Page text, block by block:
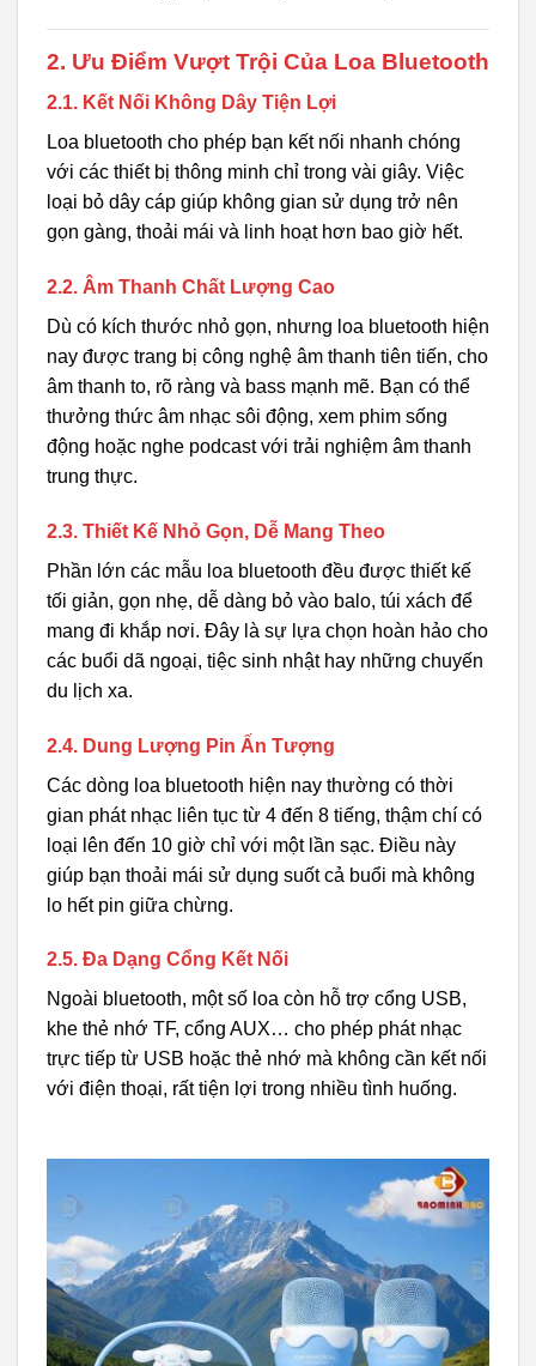
2. Ưu Điểm Vượt Trội Của Loa Bluetooth
2.1. Kết Nối Không Dây Tiện Lợi
Loa bluetooth cho phép bạn kết nối nhanh chóng
với các thiết bị thông minh chỉ trong vài giây. Việc
loại bỏ dây cáp giúp không gian sử dụng trở nên
gọn gàng, thoải mái và linh hoạt hơn bao giờ hết.
2.2. Âm Thanh Chất Lượng Cao
Dù có kích thước nhỏ gọn, nhưng loa bluetooth hiện
nay được trang bị công nghệ âm thanh tiên tiến, cho
âm thanh to, rõ ràng và bass mạnh mẽ. Bạn có thể
thưởng thức âm nhạc sôi động, xem phim sống
động hoặc nghe podcast với trải nghiệm âm thanh
trung thực.
2.3. Thiết Kế Nhỏ Gọn, Dễ Mang Theo
Phần lớn các mẫu loa bluetooth đều được thiết kế
tối giản, gọn nhẹ, dễ dàng bỏ vào balo, túi xách để
mang đi khắp nơi. Đây là sự lựa chọn hoàn hảo cho
các buổi dã ngoại, tiệc sinh nhật hay những chuyến
du lịch xa.
2.4. Dung Lượng Pin Ấn Tượng
Các dòng loa bluetooth hiện nay thường có thời
gian phát nhạc liên tục từ 4 đến 8 tiếng, thậm chí có
loại lên đến 10 giờ chỉ với một lần sạc. Điều này
giúp bạn thoải mái sử dụng suốt cả buổi mà không
lo hết pin giữa chừng.
2.5. Đa Dạng Cổng Kết Nối
Ngoài bluetooth, một số loa còn hỗ trợ cổng USB,
khe thẻ nhớ TF, cổng AUX… cho phép phát nhạc
trực tiếp từ USB hoặc thẻ nhớ mà không cần kết nối
với điện thoại, rất tiện lợi trong nhiều tình huống.